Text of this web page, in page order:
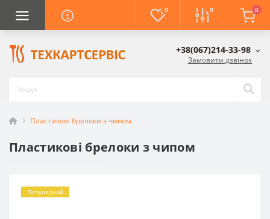
0 0 0
+38(067)214-33-98
Замовити дзвінок
Пластикові брелоки з чипом
Пластикові брелоки з чипом
Популярний